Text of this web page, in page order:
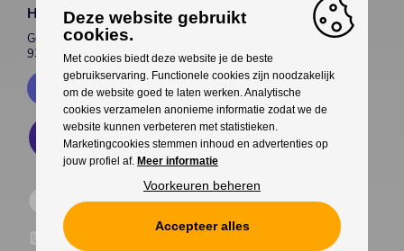
House of Entertainment
Gentsesteenweg 514
9300 Aalst
Contacteer ons
Deze website gebruikt
cookies.
Met cookies biedt deze website je de beste
gebruikservaring. Functionele cookies zijn noodzakelijk
om de website goed te laten werken. Analytische
cookies verzamelen anonieme informatie zodat we de
website kunnen verbeteren met statistieken.
Marketingcookies stemmen inhoud en advertenties op
jouw profiel af. Meer informatie
Voorkeuren beheren
Accepteer alles